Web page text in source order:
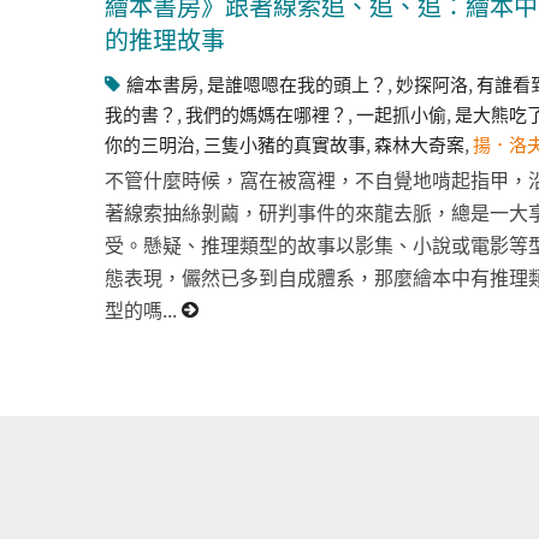
的推理故事
繪本書房,是誰嗯嗯在我的頭上？ ,妙探阿洛,有誰看
我的書？ ,我們的媽媽在哪裡？ ,一起抓小偷,是大熊吃
你的三明治,三隻小豬的真實故事,森林大奇案,揚．洛
不管什麼時候，窩在被窩裡，不自覺地啃起指甲，
著線索抽絲剝繭，研判事件的來龍去脈，總是一大
受。懸疑、推理類型的故事以影集、小說或電影等
態表現，儼然已多到自成體系，那麼繪本中有推理
型的嗎...